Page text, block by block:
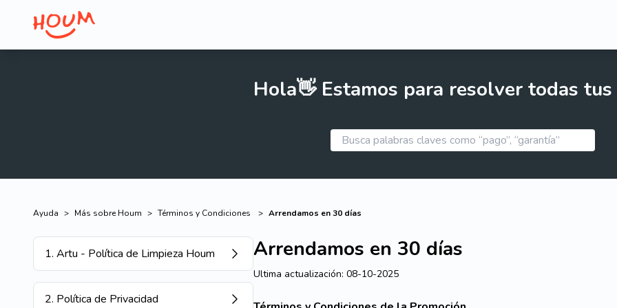
Hola👋 Estamos para resolver todas tus
Ayuda > Más sobre Houm > Términos y Condiciones > Arrendamos en 30 días
1. Artu - Política de Limpieza Houm
2. Política de Privacidad
Arrendamos en 30 días
Ultima actualización: 08-10-2025